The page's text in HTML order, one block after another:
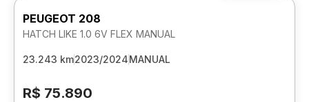
PEUGEOT 208
HATCH LIKE 1.0 6V FLEX MANUAL
23.243 km2023/2024MANUAL
R$ 75.890